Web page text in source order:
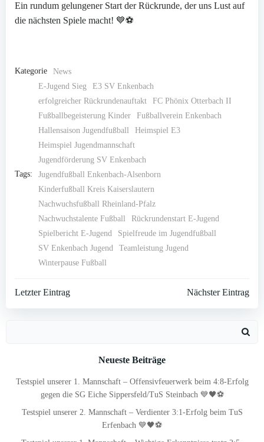
Ein rundum gelungener Start der Rückrunde, der uns Lust auf
die nächsten Spiele macht! 💙⚽
Kategorie News
Tags:
E-Jugend Sieg
E3 SV Enkenbach
erfolgreicher Rückrundenauftakt
FC Phönix Otterbach II
Fußballbegeisterung Kinder
Fußballverein Enkenbach
Hallensaison Jugendfußball
Heimspiel E3
Heimspiel Jugendmannschaft
Jugendförderung SV Enkenbach
Jugendfußball Enkenbach-Alsenborn
Kinderfußball Kreis Kaiserslautern
Nachwuchsfußball Rheinland-Pfalz
Nachwuchstalente Fußball
Rückrundenstart E-Jugend
Spielbericht E-Jugend
Spielfreude im Jugendfußball
SV Enkenbach Jugend
Teamleistung Jugend
Winterpause Fußball
Post
Letzter Eintrag Nächster Eintrag
Neueste Beiträge
Testspiel unserer 1. Mannschaft – Offensivfeuerwerk beim 4:8-Erfolg
gegen die SG Eiche Sippersfeld/TuS Steinbach 💙🖤⚽
Testspiel unserer 2. Mannschaft – Verdienter 3:1-Erfolg beim TuS
Erfenbach 💙🖤⚽